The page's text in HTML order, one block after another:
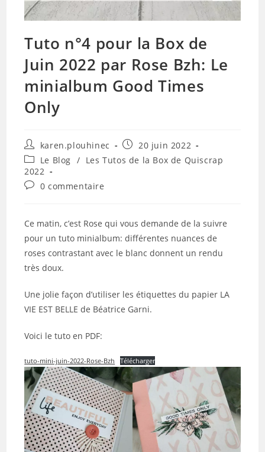
Tuto n°4 pour la Box de
Juin 2022 par Rose Bzh: Le
minialbum Good Times
Only
Auteur/autrice
de
la
publication :
karen.plouhinec
Publication
publiée :
20 juin 2022
Post
category:
Le Blog / Les Tutos de la Box de Quiscrap
2022
Commentaires
publication :
0 commentaire
Ce matin, c’est Rose qui vous demande de la suivre
pour un tuto minialbum: différentes nuances de
roses contrastant avec le blanc donnent un rendu
très doux.
Une jolie façon d’utiliser les étiquettes du papier LA
VIE EST BELLE de Béatrice Garni.
Voici le tuto en PDF:
tuto-mini-juin-2022-Rose-Bzh Télécharger